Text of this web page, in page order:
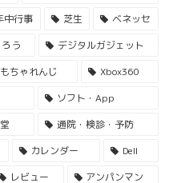
中行事 芝生
ベネッセ
う
デジタルガジェット
ちゃれんじ
Xbox360
ソフト・App
通院・検診・予防
カレンダー
Dell
レビュー
アンパンマン